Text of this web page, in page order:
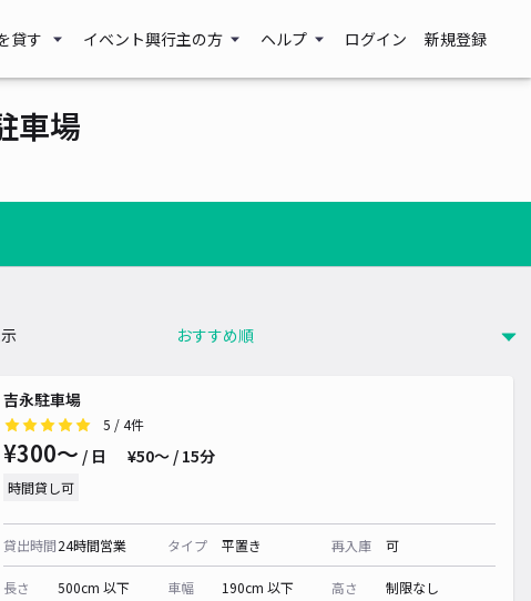
貸す イベント興行主の方 ヘルプ ログイン 新規登録
車場
吉永駐車場
5 / 4件
¥300〜 / 日 ¥50〜 / 15分
時間貸し可
貸出時間24時間営業 タイプ 平置き 再入庫 可
長さ 500cm 以下 車幅 190cm 以下 高さ 制限なし